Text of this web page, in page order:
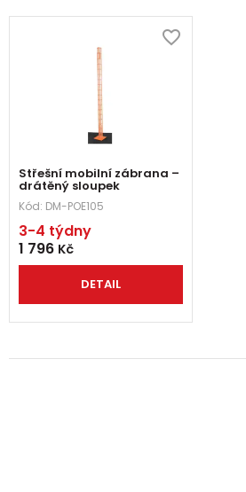
Střešní mobilní zábrana –
drátěný sloupek
Kód: DM-POE105
3-4 týdny
1 796 Kč
DETAIL